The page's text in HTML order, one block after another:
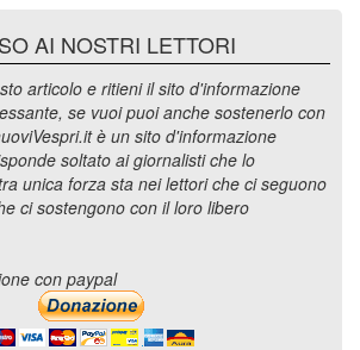
AI NOSTRI LETTORI
articolo e ritieni il sito d'informazione
se vuoi puoi anche sostenerlo con
è un sito d'informazione
soltato ai giornalisti che lo
unica forza sta nei lettori che ci seguono
ci sostengono con il loro libero
con paypal